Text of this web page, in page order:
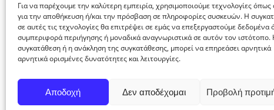
Για να παρέχουμε την καλύτερη εμπειρία, χρησιμοποιούμε τεχνολογίες
για την αποθήκευση ή/και την πρόσβαση σε πληροφορίες συσκευών. Η
σε αυτές τις τεχνολογίες θα επιτρέψει σε εμάς να επεξεργαστούμε δεδομένα
συμπεριφορά περιήγησης ή μοναδικά αναγνωριστικά σε αυτόν τον ιστότοπο.
συγκατάθεση ή η ανάκληση της συγκατάθεσης, μπορεί να επηρεάσει αρνητικά
αρνητικά ορισμένες δυνατότητες και λειτουργίες.
Αποδοχή Δεν αποδέχομαι Προβολή